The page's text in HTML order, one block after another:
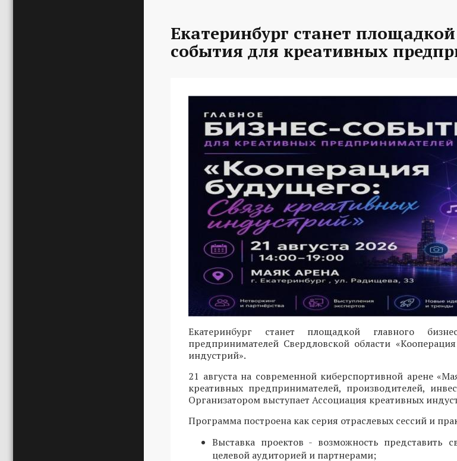
Екатеринбург станет
события для креативных
Екатеринбург станет площадкой главного
предпринимателей Свердловской области
индустрий».
21 августа на современной киберспортивной арене
креативных предпринимателей, производителей,
Организатором выступает Ассоциация креативных
Программа построена как серия отраслевых сессий и
Выставка проектов - возможность представить
целевой аудиторией и партнерами;